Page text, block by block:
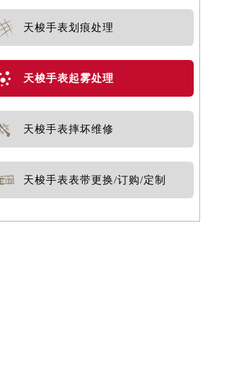
天梭手表划痕处理
天梭手表起雾处理
天梭手表摔坏维修
天梭手表表带更换/订购/定制